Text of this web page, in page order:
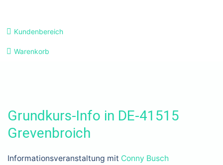
Navigation
überspringen
Kundenbereich
Warenkorb
Grundkurs-Info in DE-41515
Grevenbroich
Informationsveranstaltung mit Conny Busch